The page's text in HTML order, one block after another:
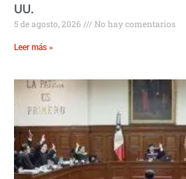
UU.
5 de agosto, 2026 No hay comentarios
Leer más »